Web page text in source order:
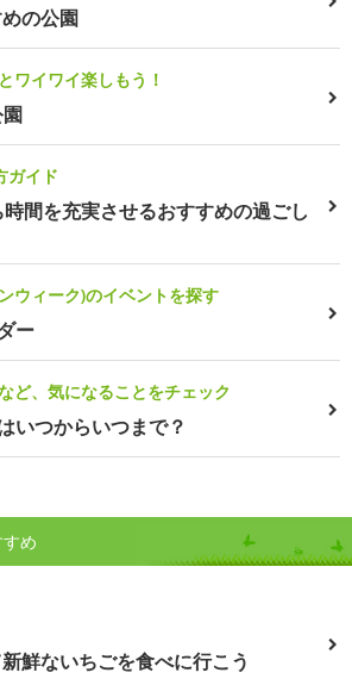
の公園
ワイワイ楽しもう！
ガイド
間を充実させるおすすめの過ごし
ウィーク)のイベントを探す
ー
ど、気になることをチェック
いつからいつまで？
め
鮮ないちごを食べに行こう